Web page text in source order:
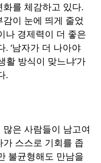
를 체감하고 있다.
이 눈에 띄게 줄었
나 경제력이 더 좋은
‘남자가 더 나아야
활 방식이 맞느냐’가
.
은 사람들이 남고여
스스로 기회를 좁
불균형해도 만남을